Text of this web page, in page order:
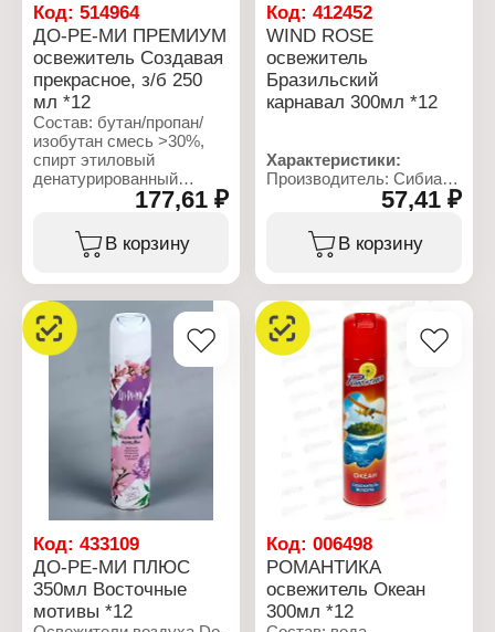
Код: 514964
ДО-РЕ-МИ ПРЕМИУМ
освежитель Создавая
прекрасное, з/б 250
мл *12
Состав: бутан/пропан/
изобутан смесь >30%,
спирт этиловый
денатурированный
>30%, пропиленгликоль
5-15%, отдушка <5%,
гексилциннамаль,
линалоол, цитраль.
Производитель: Сибиар
Бренд: Do-Re-Mi
Серия: Premium
Тип товара: Сменный
баллон для
автоматического
освежителя
Название: "Создавая
прекрасное"
Аромат: мускатный орех,
ветивер
Особенность: сухое
распыление
Эффект: антитабак,
нейтрализация запаха
Форма выпуска:
аэрозоль
177,61 ₽
В корзину
Код:412452
WIND ROSE
освежитель
Бразильский
карнавал 300мл *12
Характеристики:
Производитель: Сибиар
Бренд: Wind rose
Тип товара: Освежитель
воздуха
Название: "Бразильский
аэрозоль
Состав: вода,
углеводородный
пропеллент 15-30%,
отдушка <5%, НПАВ
<5%, конс. <5%, п
Объем: 300 мл
57,41 ₽
В корзину
Код: 433109
ДО-РЕ-МИ ПЛЮС
350мл Восточные
мотивы *12
Код:006498
РОМАНТИКА
освежитель Океан
300мл *12